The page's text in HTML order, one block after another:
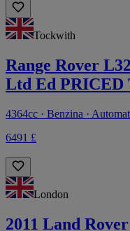
Tockwith
Range Rover
Ltd Ed PRICED
4364cc · Benzina ·
6491 £
London
2011 Land